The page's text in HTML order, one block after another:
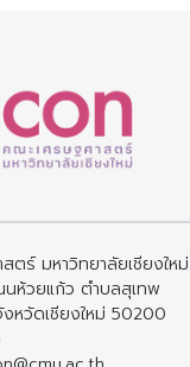
ตร์ มหาวิทยาลัยเชียงใหม่
ห้วยแก้ว ตำบลสุเทพ
งหวัดเชียงใหม่ 50200